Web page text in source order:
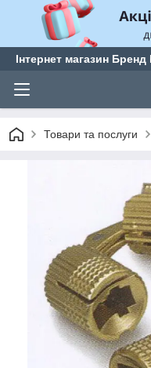
Інтернет магазин Бренд
Товари та послуги